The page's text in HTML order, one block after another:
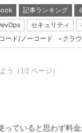
記事ランキング
セキュリティ
ード/ノーコード クラ
う（1/2 ページ）
っていると思わず料